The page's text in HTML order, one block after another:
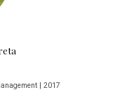
| 2017